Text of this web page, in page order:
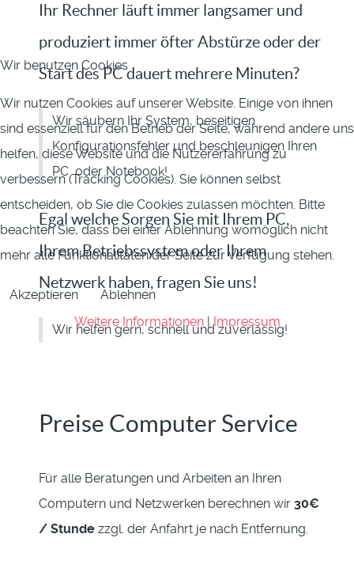
Ihr Rechner läuft immer langsamer und
produziert immer öfter Abstürze oder der
Start des PC dauert mehrere Minuten?
Wir säubern Ihr System, beseitigen
Konfigurationsfehler und beschleunigen Ihren
PC oder Notebook!
Egal welche Sorgen Sie mit Ihrem PC,
Ihrem Betriebssystem oder Ihrem
Netzwerk haben, fragen Sie uns!
Wir helfen gern, schnell und zuverlässig!
Preise Computer Service
Für alle Beratungen und Arbeiten an Ihren
Computern und Netzwerken berechnen wir 30€
/ Stunde zzgl. der Anfahrt je nach Entfernung.
Wir benutzen Cookies
Wir nutzen Cookies auf unserer Website. Einige von ihnen
sind essenziell für den Betrieb der Seite, während andere uns
helfen, diese Website und die Nutzererfahrung zu
verbessern (Tracking Cookies). Sie können selbst
entscheiden, ob Sie die Cookies zulassen möchten. Bitte
beachten Sie, dass bei einer Ablehnung womöglich nicht
mehr alle Funktionalitäten der Seite zur Verfügung stehen.
Akzeptieren
Ablehnen
Weitere Informationen|Impressum